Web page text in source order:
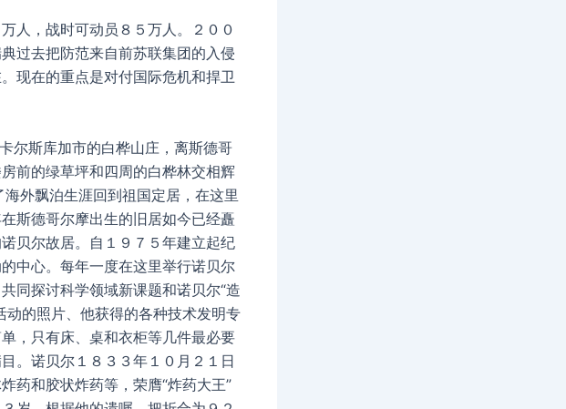
人，战时可动员８５万人。２００
过去把防范来自前苏联集团的入侵
现在的重点是对付国际危机和捍卫
尔斯库加市的白桦山庄，离斯德哥
前的绿草坪和四周的白桦林交相辉
外飘泊生涯回到祖国定居，在这里
斯德哥尔摩出生的旧居如今已经矗
贝尔故居。自１９７５年建立起纪
中心。每年一度在这里举行诺贝尔
同探讨科学领域新课题和诺贝尔“造
的照片、他获得的各种技术发明专
，只有床、桌和衣柜等几件最必要
。诺贝尔１８３３年１０月２１日
药和胶状炸药等，荣膺“炸药大王”